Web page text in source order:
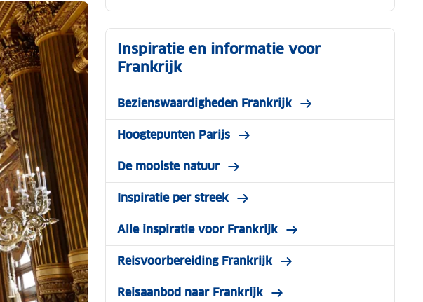
Inspiratie en informatie voor
Frankrijk
Bezienswaardigheden Frankrijk
Hoogtepunten Parijs
De mooiste natuur
Inspiratie per streek
Alle inspiratie voor Frankrijk
Reisvoorbereiding Frankrijk
Reisaanbod naar Frankrijk